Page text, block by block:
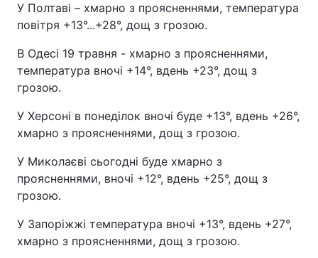
У Полтаві – хмарно з проясненнями, температура
повітря +13°...+28°, дощ з грозою.
В Одесі 19 травня - хмарно з проясненнями,
температура вночі +14°, вдень +23°, дощ з
грозою.
У Херсоні в понеділок вночі буде +13°, вдень +26°,
хмарно з проясненнями, дощ з грозою.
У Миколаєві сьогодні буде хмарно з
проясненнями, вночі +12°, вдень +25°, дощ з
грозою.
У Запоріжжі температура вночі +13°, вдень +27°,
хмарно з проясненнями, дощ з грозою.